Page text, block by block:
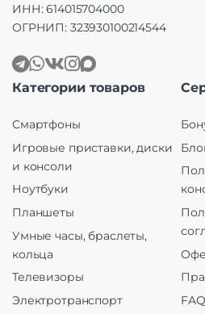
ИНН: 614015704000
ОГРНИП: 323930100214544
Категории товаров
Смартфоны
Игровые приставки, диски
и консоли
Ноутбуки
Планшеты
Умные часы, браслеты,
кольца
Телевизоры
Электротранспорт
FAQ